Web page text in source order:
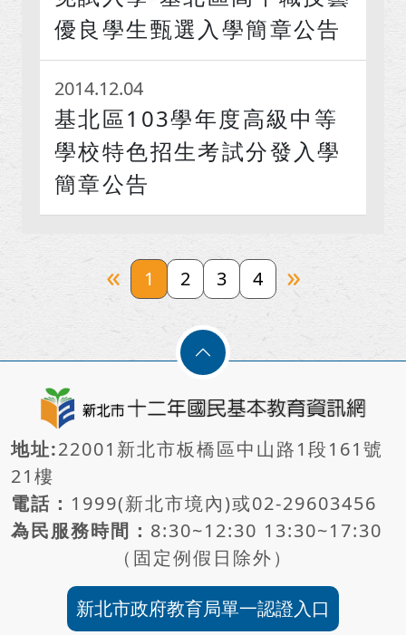
優良學生甄選入學簡章公告
2014.12.04
基北區103學年度高級中等
學校特色招生考試分發入學
簡章公告
« 1 2 3 4 »
地址:22001新北市板橋區中山路1段161號
21樓
電話： 1999(新北市境內)或02-29603456
為民服務時間： 8:30~12:30 13:30~17:30
（固定例假日除外）
新北市政府教育局單一認證入口